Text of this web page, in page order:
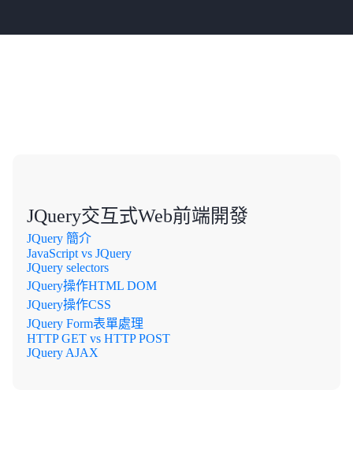
JQuery交互式Web前端開發
JQuery 簡介
JavaScript vs JQuery
JQuery selectors
JQuery操作HTML DOM
JQuery操作CSS
JQuery Form表單處理
HTTP GET vs HTTP POST
JQuery AJAX